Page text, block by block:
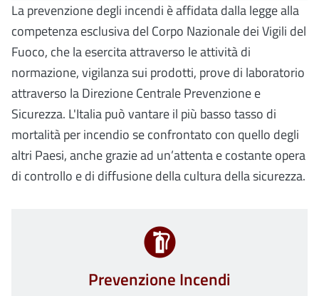
La prevenzione degli incendi è affidata dalla legge alla
competenza esclusiva del Corpo Nazionale dei Vigili del
Fuoco, che la esercita attraverso le attività di
normazione, vigilanza sui prodotti, prove di laboratorio
attraverso la Direzione Centrale Prevenzione e
Sicurezza. L'Italia può vantare il più basso tasso di
mortalità per incendio se confrontato con quello degli
altri Paesi, anche grazie ad un’attenta e costante opera
di controllo e di diffusione della cultura della sicurezza.
Prevenzione Incendi